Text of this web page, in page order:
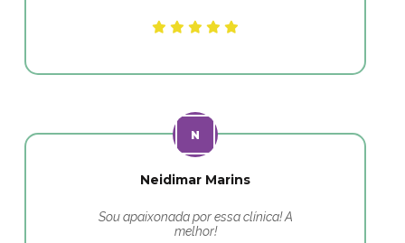
Neidimar Marins
Sou apaixonada por essa clínica! A
melhor!